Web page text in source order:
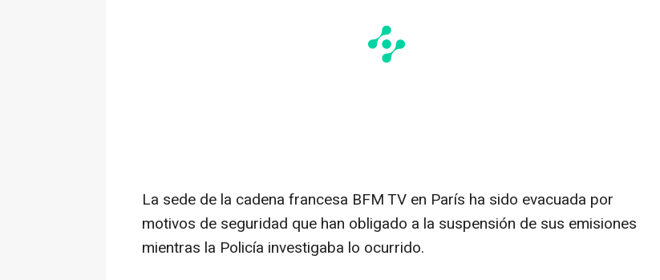
La sede de la cadena francesa BFM TV en París ha sido evacuada por
motivos de seguridad que han obligado a la suspensión de sus emisiones
mientras la Policía investigaba lo ocurrido.